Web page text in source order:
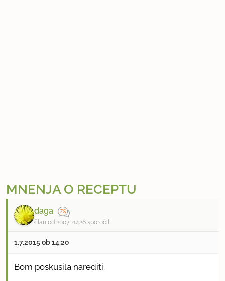
MNENJA O RECEPTU
daga
član od 2007 1426 sporočil
1.7.2015 ob 14:20
Bom poskusila narediti.